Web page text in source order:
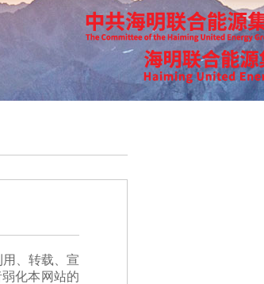
、转载、宣
化本网站的